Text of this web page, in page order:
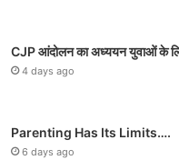
CJP आंदोलन का अध्ययन युवाओं के
4 days ago
Parenting Has Its Limits….
6 days ago